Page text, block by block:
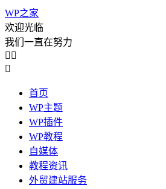
WP之家
欢迎光临
我们一直在努力
 

首页
WP主题
WP插件
WP教程
自媒体
教程资讯
外贸建站服务